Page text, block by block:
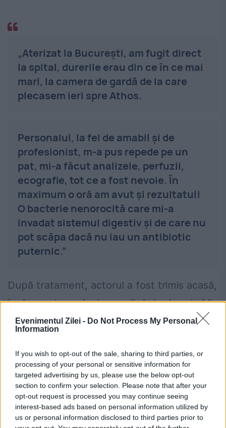
Evenimentul Zilei - Do Not Process My Personal
Information
If you wish to opt-out of the sale, sharing to third parties, or
processing of your personal or sensitive information for
targeted advertising by us, please use the below opt-out
section to confirm your selection. Please note that after your
opt-out request is processed you may continue seeing
interest-based ads based on personal information utilized by
us or personal information disclosed to third parties prior to
„Aterizat la București, am fugit direct
la spital, durerile erau din ce în ce mai
mari, la camera de gardă de la care
plecasem ieri spre Athos.
Personalul, la fel de amabil și de
profesionist, m-a pus repede pe un
pat, mi-a făcut analizele, perfuzii,
ecografie, tot ce a fost nevoie. În
maximum o oră am avut și rezultatul!
O bacterie nenorocită care mi-a
invadat sistemul digestiv și de care nu
pot scăpa dacă nu iau un antibiotic
puternic.”
După tratament, actorul a fost trimis acasă,
însă noaptea a fost una plină de dureri. „Mi-
au dat antibiotic direct pe venă și m-au
liniștită, durerile au continuat până azi la
prânz, după ce am luat a doua doză de
antibiotic.”
Seleși a spus că nu regretă că s-a întors la